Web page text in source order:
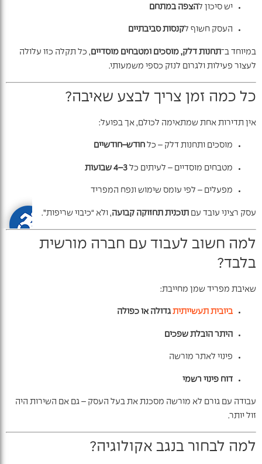
יש סיכון להצפה במתחם
העסק חשוף לקנסות סביבתיים
במיוחד ב־תחנות דלק, מוסכים ומטבחים מוסדיים , כל תקלה כזו עלולה
לעצור פעילות ולגרום לנזק כספי משמעותי.
כל כמה זמן צריך לבצע שאיבה?
אין תדירות אחת שמתאימה לכולם, אך בפועל:
מוסכים ותחנות דלק – כל חודש–חודשיים
מטבחים מוסדיים – לעיתים כל 3–4 שבועות
מפעלים – לפי עומס שימוש ונפח המפריד
עסק רציני עובד עם תוכנית תחזוקה קבועה, ולא “כיבוי שריפות”.
למה חשוב לעבוד עם חברה מורשית
בלבד?
שאיבת מפריד שמן מחייבת:
ביובית תעשייתית גדולה או כפולה
היתר הובלת שפכים
פינוי לאתר מורשה
דוח פינוי רשמי
עבודה עם גורם לא מורשה מסכנת את בעל העסק – גם אם השירות היה
זול יותר.
למה לבחור בנגב אקולוגיה?